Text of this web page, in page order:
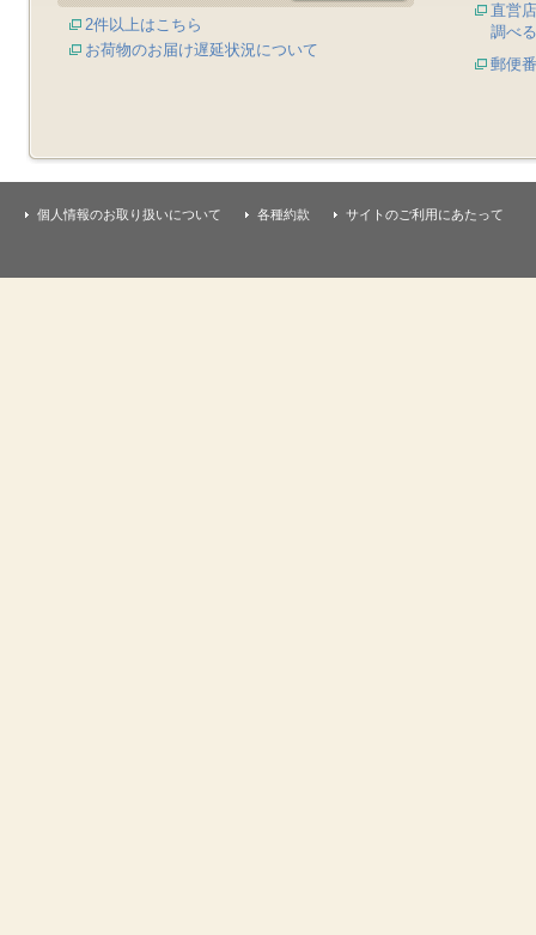
2件以上はこちら
お荷物のお届け遅延状況について
直営
調べる
郵便
個人情報のお取り扱いについて 各種約款 サイトのご利用にあたって